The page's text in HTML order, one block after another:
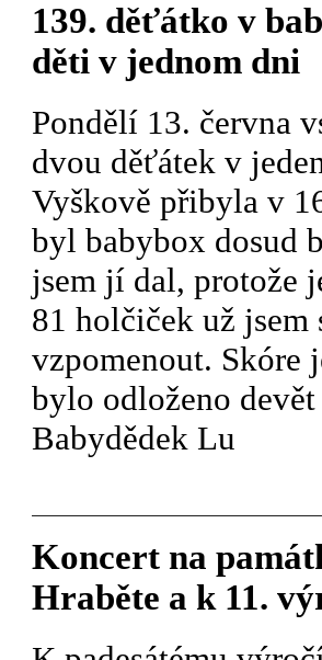
139. děťátko v
děti v jednom dni
Pondělí 13. června
dvou děťátek v
Vyškově přibyla v
byl babybox dosud
jsem jí dal, protože
81 holčiček už
vzpomenout. Skóre
bylo odloženo
Babydědek Lu
Koncert na
Hraběte a k 11.